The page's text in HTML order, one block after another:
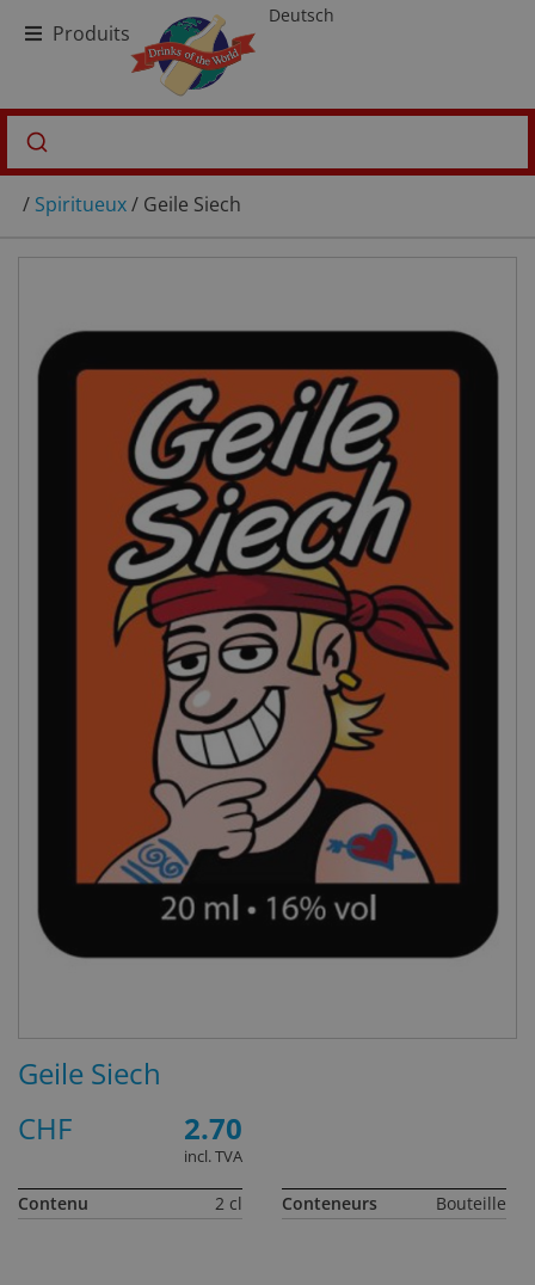
Produits
Deutsch
/ Spiritueux/ Geile Siech
Geile Siech
CHF
2.70
incl. TVA
Contenu 2 cl Conteneurs Bouteille